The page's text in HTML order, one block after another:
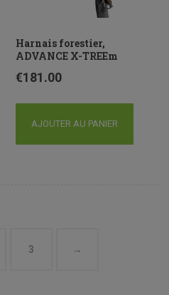
Harnais forestier,
ADVANCE X-TREEm
€181.00
AJOUTER AU PANIER
3 →